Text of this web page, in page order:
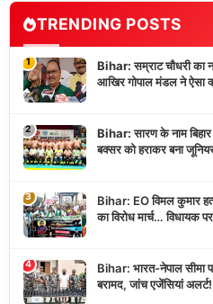
TRENDING POSTS
1
Bihar: सम्राट चौधरी का
आखिर गोपाल मंडल ने ऐसा
2
Bihar: सारण के नाम
बक्सर को हराकर बना
3
Bihar: EO विमल कुमार
का विरोध मार्च… विधायक
4
Bihar: भारत-नेपाल सीमा
बरामद, जांच एजेंसियां अलर्ट!